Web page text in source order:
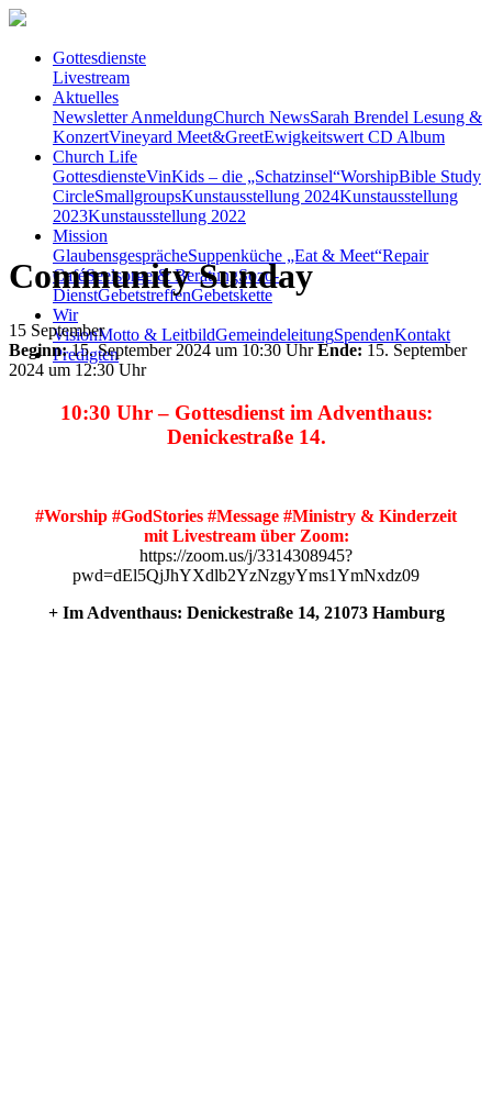
Gottesdienste
Livestream
Aktuelles
Newsletter AnmeldungChurch NewsSarah Brendel Lesung &
KonzertVineyard Meet&GreetEwigkeitswert CD Album
Church Life
GottesdiensteVinKids – die „Schatzinsel“WorshipBible Study
CircleSmallgroupsKunstausstellung 2024Kunstausstellung
2023Kunstausstellung 2022
Mission
GlaubensgesprächeSuppenküche „Eat & Meet“Repair
CaféSeelsorge & BeratungSozo-
DienstGebetstreffenGebetskette
Wir
VisionMotto & LeitbildGemeindeleitungSpendenKontakt
Predigten
Community Sunday
15 September
Beginn:15. September 2024 um 10:30 UhrEnde: 15. September
2024 um 12:30 Uhr
10:30 Uhr – Gottesdienst im Adventhaus:
Denickestraße 14.
#Worship #GodStories #Message #Ministry & Kinderzeit
mit Livestream über Zoom:
https://zoom.us/j/3314308945?
pwd=dEl5QjJhYXdlb2YzNzgyYms1YmNxdz09
+ Im Adventhaus: Denickestraße 14, 21073 Hamburg